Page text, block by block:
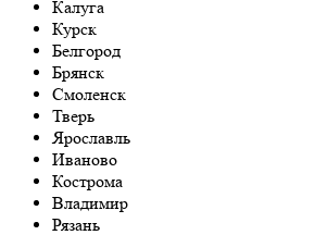
Калуга
Курск
Белгород
Брянск
Смоленск
Тверь
Ярославль
Иваново
Кострома
Владимир
Рязань